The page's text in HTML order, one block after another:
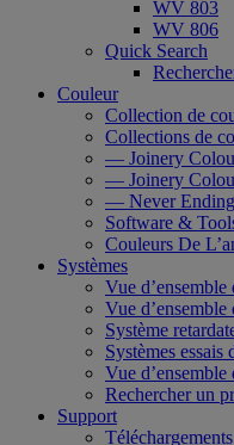
WV 803
WV 806
Quick Search
Couleur
Collection de
Collections de
— Joinery
— Joinery
— Never Ending
Software &
Couleurs De
Systèmes
Vue d’ensemble
Vue d’ensemble
Système
Systèmes essais
Vue
Rechercher un
Support
Téléchargements